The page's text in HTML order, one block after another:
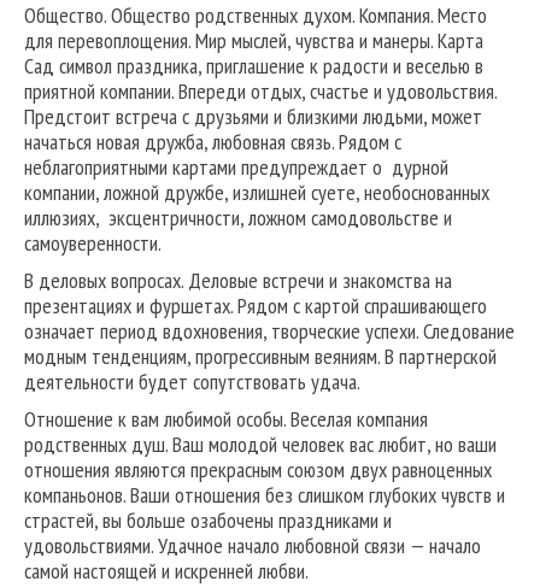
Общество. Общество родственных духом. Компания. Место
для перевоплощения. Мир мыслей, чувства и манеры. Карта
Сад символ праздника, приглашение к радости и веселью в
приятной компании. Впереди отдых, счастье и удовольствия.
Предстоит встреча с друзьями и близкими людьми, может
начаться новая дружба, любовная связь. Рядом с
неблагоприятными картами предупреждает о дурной
компании, ложной дружбе, излишней суете, необоснованных
иллюзиях, эксцентричности, ложном самодовольстве и
самоуверенности.
В деловых вопросах. Деловые встречи и знакомства на
презентациях и фуршетах. Рядом с картой спрашивающего
означает период вдохновения, творческие успехи. Следование
модным тенденциям, прогрессивным веяниям. В партнерской
деятельности будет сопутствовать удача.
Отношение к вам любимой особы. Веселая компания
родственных душ. Ваш молодой человек вас любит, но ваши
отношения являются прекрасным союзом двух равноценных
компаньонов. Ваши отношения без слишком глубоких чувств и
страстей, вы больше озабочены праздниками и
удовольствиями. Удачное начало любовной связи — начало
самой настоящей и искренней любви.